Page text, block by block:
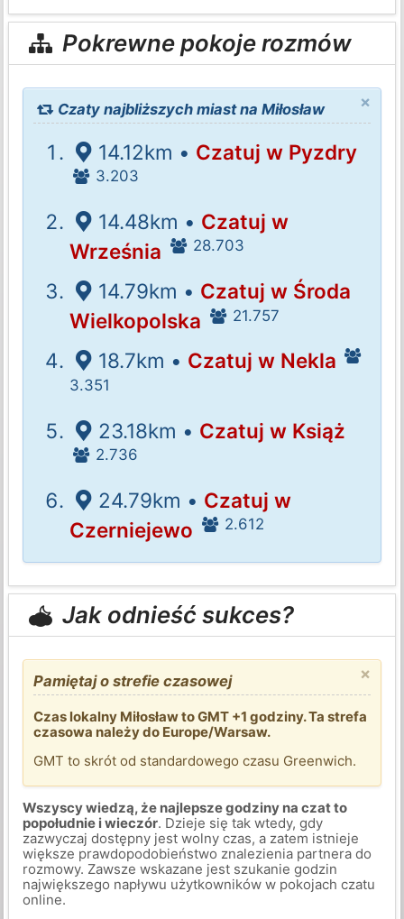
Pokrewne pokoje rozmów
×
Czaty najbliższych miast na Miłosław
14.12km • Czatuj w Pyzdry
3.203
14.48km • Czatuj w
Września
28.703
14.79km • Czatuj w Środa
Wielkopolska
21.757
18.7km • Czatuj w Nekla
3.351
23.18km • Czatuj w Książ
2.736
24.79km • Czatuj w
Czerniejewo
2.612
Jak odnieść sukces?
×
Pamiętaj o strefie czasowej
Czas lokalny Miłosław to GMT +1 godziny. Ta strefa
czasowa należy do Europe/Warsaw.
GMT to skrót od standardowego czasu Greenwich.
Wszyscy wiedzą, że najlepsze godziny na czat to
popołudnie i wieczór. Dzieje się tak wtedy, gdy
zazwyczaj dostępny jest wolny czas, a zatem istnieje
większe prawdopodobieństwo znalezienia partnera do
rozmowy. Zawsze wskazane jest szukanie godzin
największego napływu użytkowników w pokojach czatu
online.